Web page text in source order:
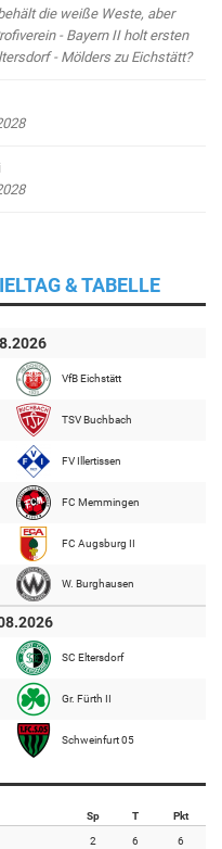
die weiße Weste, aber
- Bayern II holt ersten
- Mölders zu Eichstätt?
& TABELLE
VfB Eichstätt
TSV Buchbach
FV Illertissen
FC Memmingen
FC Augsburg II
W. Burghausen
SC Eltersdorf
Gr. Fürth II
Schweinfurt 05
Sp T Pkt
2 6 6